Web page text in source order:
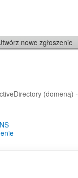
nowe zgłoszenie
(domeną) -